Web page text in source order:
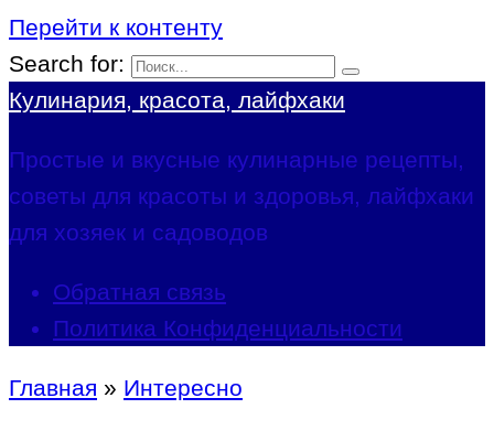
Перейти к контенту
Search for:
Кулинария, красота, лайфхаки
Простые и вкусные кулинарные рецепты,
советы для красоты и здоровья, лайфхаки
для хозяек и садоводов
Обратная связь
Политика Конфиденциальности
Главная » Интересно